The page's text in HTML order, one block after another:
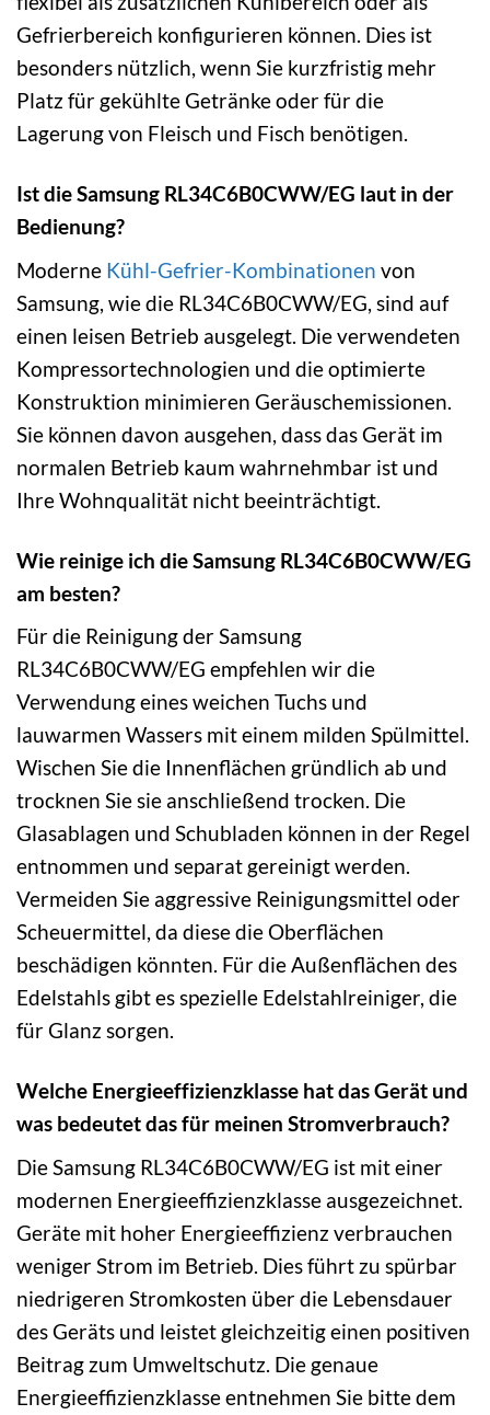
Gefrierbereich konfigurieren können. Dies ist
besonders nützlich, wenn Sie kurzfristig mehr
Platz für gekühlte Getränke oder für die
Lagerung von Fleisch und Fisch benötigen.
Ist die Samsung RL34C6B0CWW/EG laut in der
Bedienung?
Moderne Kühl-Gefrier-Kombinationen von
Samsung, wie die RL34C6B0CWW/EG, sind auf
einen leisen Betrieb ausgelegt. Die verwendeten
Kompressortechnologien und die optimierte
Konstruktion minimieren Geräuschemissionen.
Sie können davon ausgehen, dass das Gerät im
normalen Betrieb kaum wahrnehmbar ist und
Ihre Wohnqualität nicht beeinträchtigt.
Wie reinige ich die Samsung RL34C6B0CWW/EG
am besten?
Für die Reinigung der Samsung
RL34C6B0CWW/EG empfehlen wir die
Verwendung eines weichen Tuchs und
lauwarmen Wassers mit einem milden Spülmittel.
Wischen Sie die Innenflächen gründlich ab und
trocknen Sie sie anschließend trocken. Die
Glasablagen und Schubladen können in der Regel
entnommen und separat gereinigt werden.
Vermeiden Sie aggressive Reinigungsmittel oder
Scheuermittel, da diese die Oberflächen
beschädigen könnten. Für die Außenflächen des
Edelstahls gibt es spezielle Edelstahlreiniger, die
für Glanz sorgen.
Welche Energieeffizienzklasse hat das Gerät und
was bedeutet das für meinen Stromverbrauch?
Die Samsung RL34C6B0CWW/EG ist mit einer
modernen Energieeffizienzklasse ausgezeichnet.
Geräte mit hoher Energieeffizienz verbrauchen
weniger Strom im Betrieb. Dies führt zu spürbar
niedrigeren Stromkosten über die Lebensdauer
des Geräts und leistet gleichzeitig einen positiven
Beitrag zum Umweltschutz. Die genaue
Energieeffizienzklasse entnehmen Sie bitte dem